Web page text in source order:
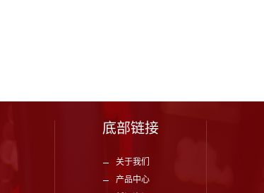
底部链接
关于我们
产品中心